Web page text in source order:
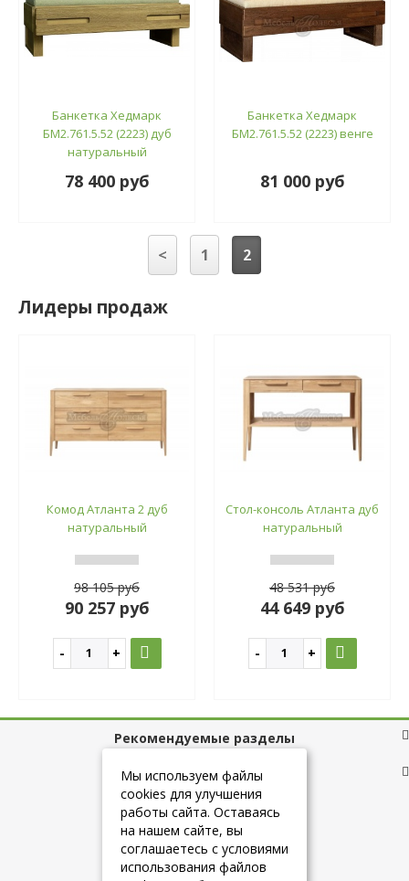
Банкетка Хедмарк
БМ2.761.5.52 (2223) дуб
натуральный
78 400 руб
Банкетка Хедмарк
БМ2.761.5.52 (2223) венге
81 000 руб
< 1 2
Лидеры продаж
Комод Атланта 2 дуб
натуральный
98 105 руб
90 257 руб
Стол-консоль Атланта дуб
натуральный
48 531 руб
44 649 руб
Рекомендуемые разделы
Полезные ссылки
+7 (925) 084-10-60
Мы используем файлы
cookies для улучшения
работы сайта. Оставаясь
на нашем сайте, вы
соглашаетесь с условиями
использования файлов